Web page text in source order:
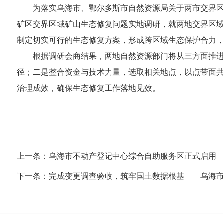
为落实乌海市、鄂尔多斯市自然资源局关于两市交界区
矿区交界区域矿山生态修复问题实地调研，就两地交界区
制定切实可行的生态修复方案，形成跨区域生态保护合力
根据调研会商结果，两地自然资源部门将从三方面推进
径；二是整合资金与技术力量，选取相关地点，以点带面
治理成效，确保生态修复工作落地见效。
上一条： 乌海市不动产登记中心综合自助服务区正式启
下一条： 完成变更调查验收，筑牢国土数据根基——乌海